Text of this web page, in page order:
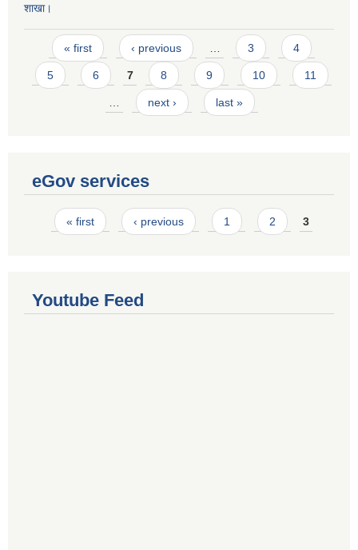
शाखा।
Pages
« first ‹ previous 3 4
5 6 7 8 9 10 11
next › last »
eGov services
Pages
« first ‹ previous 1 2 3
Youtube Feed